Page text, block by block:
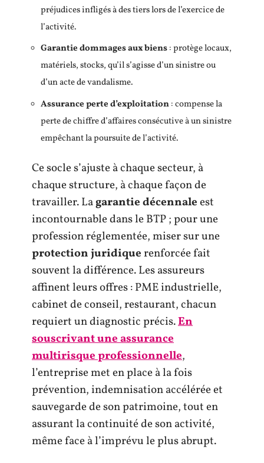
préjudices infligés à des tiers lors de l’exercice de
l’activité.
Garantie dommages aux biens: protège locaux,
matériels, stocks, qu’il s’agisse d’un sinistre ou
d’un acte de vandalisme.
Assurance perte d’exploitation: compense la
perte de chiffre d’affaires consécutive à un sinistre
empêchant la poursuite de l’activité.
Ce socle s’ajuste à chaque secteur, à
chaque structure, à chaque façon de
travailler. Lagarantie décennaleest
incontournable dans le BTP ; pour une
profession réglementée, miser sur une
protection juridiquerenforcée fait
souvent la différence. Les assureurs
affinent leurs offres : PME industrielle,
cabinet de conseil, restaurant, chacun
requiert un diagnostic précis.En
souscrivant une assurance
multirisque professionnelle,
l’entreprise met en place à la fois
prévention, indemnisation accélérée et
sauvegarde de son patrimoine, tout en
assurant la continuité de son activité,
même face à l’imprévu le plus abrupt.